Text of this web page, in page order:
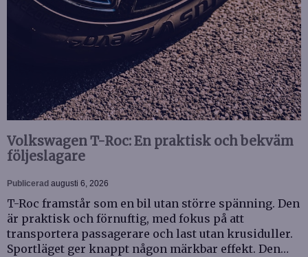
Volkswagen T-Roc: En praktisk och bekväm
följeslagare
Publicerad augusti 6, 2026
T-Roc framstår som en bil utan större spänning. Den
är praktisk och förnuftig, med fokus på att
transportera passagerare och last utan krusiduller.
Sportläget ger knappt någon märkbar effekt. Den…